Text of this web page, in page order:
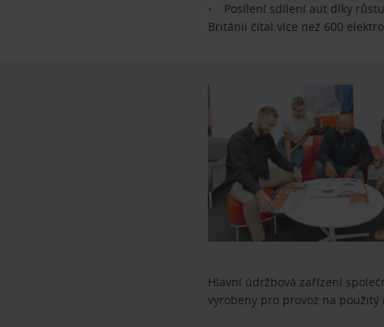
Posílení sdílení aut díky
Británii čítal více než 600
Hlavní údržbová zařízení
vyrobeny pro provoz na použitý